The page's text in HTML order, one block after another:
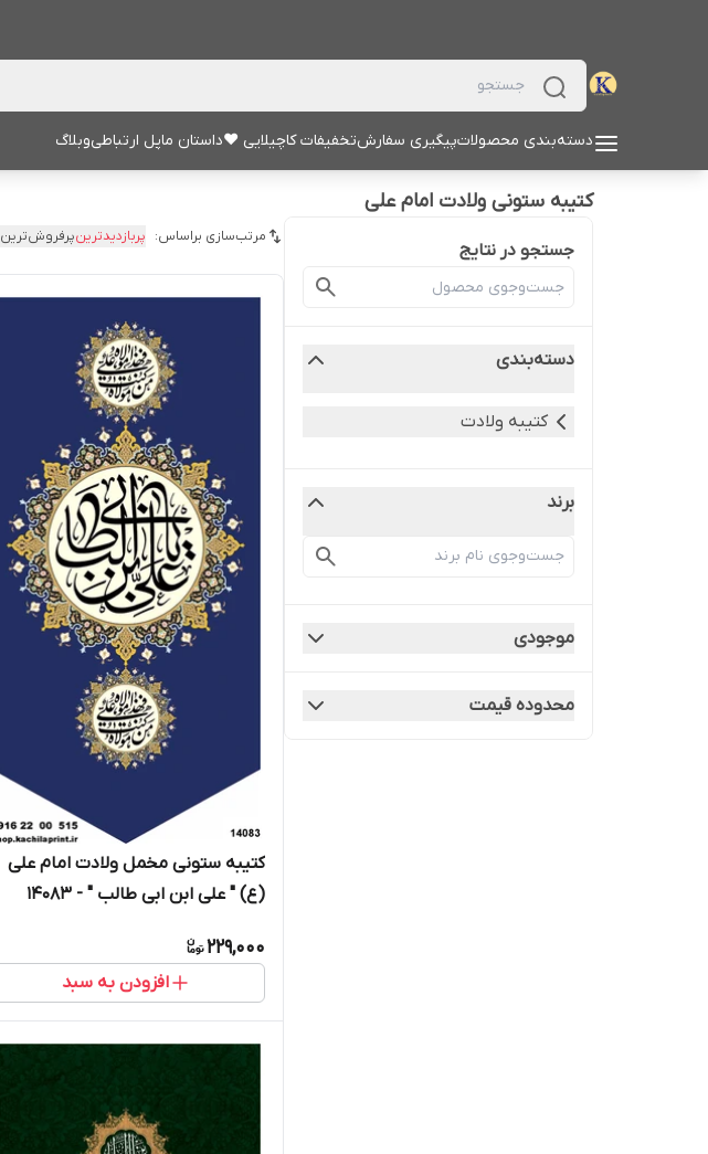
دسته‌بندی محصولاتپیگیری سفارشتخفیفات کاچیلایی ♥داستان ماپل ارتباطیوبلاگ
کتیبه ستونی ولادت امام علی
جستجو در نتایج
دسته‌بندی
کتیبه ولادت
برند
موجودی
محدوده قیمت
مرتب‌سازی براساس: پربازدیدترینپرفروش‌ترین
کتیبه ستونی مخمل ولادت امام علی
(ع) " علی ابن ابی طالب " - 14083
229,000
افزودن به سبد